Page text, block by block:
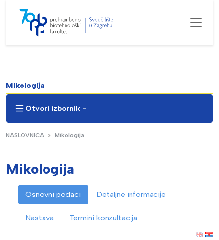
Mikologija
Otvori izbornik -
NASLOVNICA Mikologija
Mikologija
Osnovni podaci Detaljne informacije
Nastava Termini konzultacija